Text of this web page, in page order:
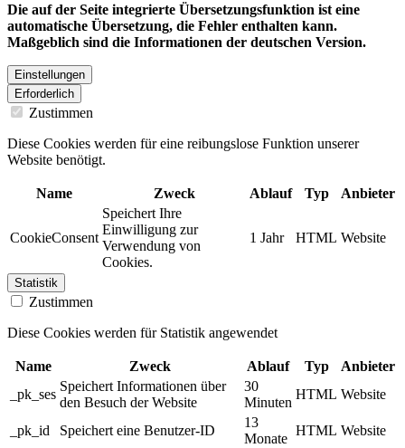
Die auf der Seite integrierte Übersetzungsfunktion ist eine
automatische Übersetzung, die Fehler enthalten kann.
Maßgeblich sind die Informationen der deutschen Version.
Einstellungen
Erforderlich
Zustimmen
Diese Cookies werden für eine reibungslose Funktion unserer
Website benötigt.
Name Zweck Ablauf Typ Anbieter
CookieConsent
Speichert Ihre
Einwilligung zur
Verwendung von
Cookies.
1 Jahr HTML Website
Statistik
Zustimmen
Diese Cookies werden für Statistik angewendet
Name Zweck Ablauf Typ
Anbieter
_pk_ses
Speichert Informationen über
den Besuch der Website
30
Minuten
HTML Website
_pk_id Speichert eine Benutzer-ID
13
Monate
HTML Website